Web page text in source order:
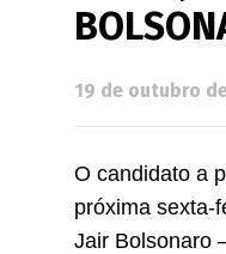
19 de outubro
O candidato a
próxima sexta-
Jair Bolsonaro